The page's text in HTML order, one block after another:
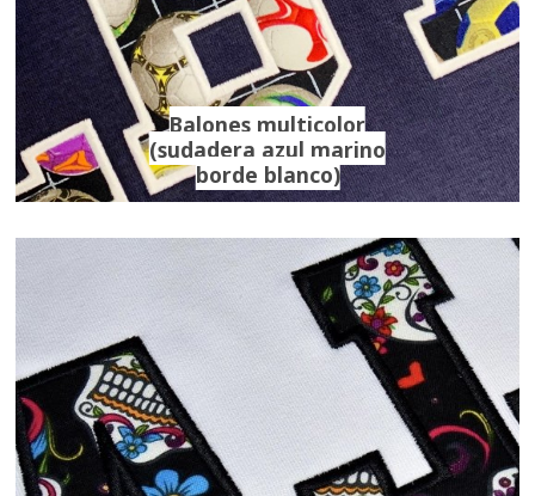
Balones multicolor
(sudadera azul marino
borde blanco)